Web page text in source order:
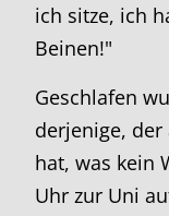
ich sitze, ich
Beinen!"
Geschlafen
derjenige,
hat, was kein
Uhr zur Uni